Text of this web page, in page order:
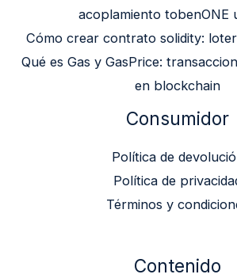
acoplamiento tobenONE
Cómo crear contrato solidity:
Qué es Gas y GasPrice:
en blockchain
Consumidor
Política de
Política de
Términos y
Contenido